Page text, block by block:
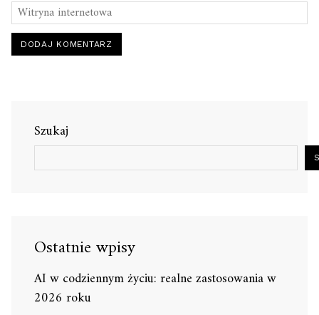
Szukaj
Ostatnie wpisy
AI w codziennym życiu: realne zastosowania w
2026 roku